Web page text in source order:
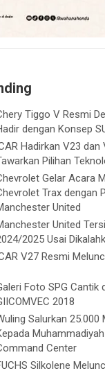
Tiggo V Resmi
dengan Konsep
Hadirkan V23 dan
Pilihan
Gelar Acara
Trax dengan
United
United
2025 Usai
V27 Resmi
Foto SPG Cantik
2018
Salurkan 25.000
Center
Silkolene